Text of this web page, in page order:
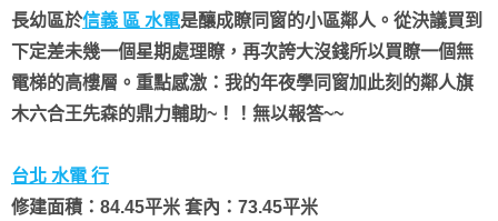
長幼區於信義 區 水電是釀成瞭同窗的小區鄰人。從決議買到
下定差未幾一個星期處理瞭，再次誇大沒錢所以買瞭一個無
電梯的高樓層。 重點感激：我的年夜學同窗加此刻的鄰人旗
木六合王先森的鼎力輔助~！！無以報答~~
台北 水電 行
修建面積：84.45平米 套內：73.45平米